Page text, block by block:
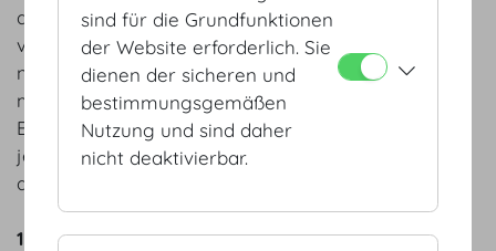
abzugeben. Kinderwägen sind in den dafür
vorgesehenen Bereichen abzustellen und dürfen
nicht in die weiteren Räumlichkeiten der HV
mitgenommen werden. Im Falle von Verlust oder
Beschädigung von abgegebenen Gegenständen ist
jegliche Haftung des Betreibers der HV
ausgeschlossen.
11.
Fundgegenstände sind beim Empfang
sind für die Grundfunktionen
der Website erforderlich. Sie
dienen der sicheren und
bestimmungsgemäßen
Nutzung und sind daher
nicht deaktivierbar.